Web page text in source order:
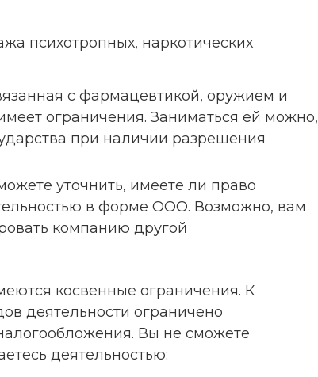
психотропных, наркотических
с фармацевтикой, оружием и
ограничения. Заниматься ей можно,
при наличии разрешения
уточнить, имеете ли право
в форме ООО. Возможно, вам
компанию другой
косвенные ограничения. К
деятельности ограничено
Вы не сможете
деятельностью: